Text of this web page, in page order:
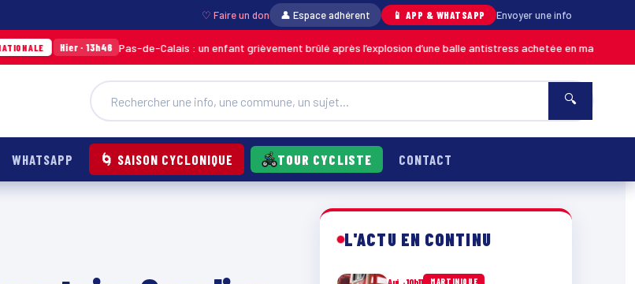
♡ Faire un don 👤 Espace adhérent 📱 APP & WHATSAPP Envoyer une info
Hier · 13h46 Pas-de-Calais : un enfant grièvement brûlé après l’explosion d’une balle antistress achetée en magasin MARTINIQUE
🔍
WHATSAPP 🌀 SAISON CYCLONIQUE TOUR CYCLISTE CONTACT
L'ACTU EN CONTINU
Auj. · 10h11 MARTINIQUE